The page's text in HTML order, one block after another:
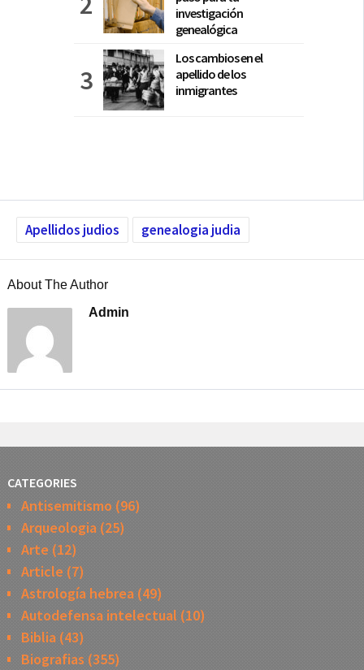
investigación
genealógica
Los cambios en el
apellido de los
inmigrantes
Apellidos judios genealogia judia
About The Author
Admin
CATEGORIES
Antisemitismo (96)
Arqueologia(25)
Arte (12)
Article (7)
Astrología hebrea(49)
Autodefensa intelectual (10)
Biblia(43)
Biografias (355)